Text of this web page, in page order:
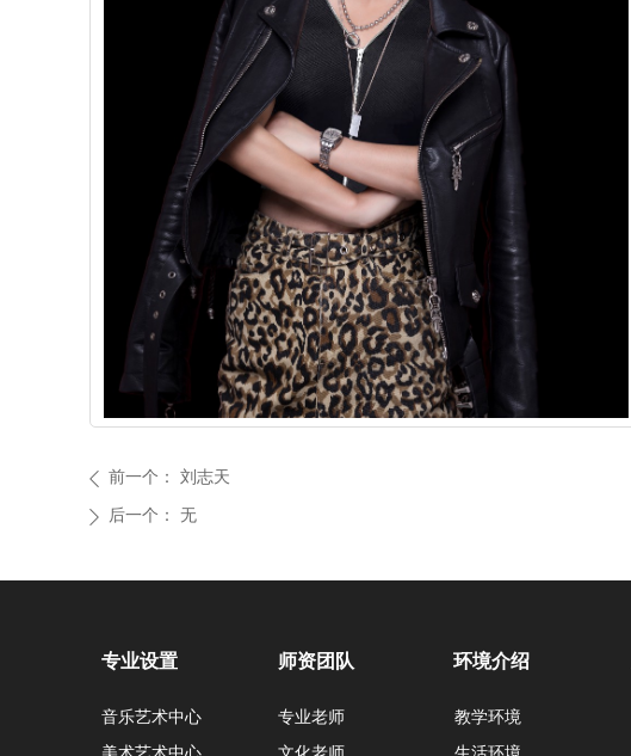
ꄴ 前一个： 刘志天
ꄲ 后一个： 无
专业设置
音乐艺术中心
师资团队
专业老师
环境介绍
教学环境